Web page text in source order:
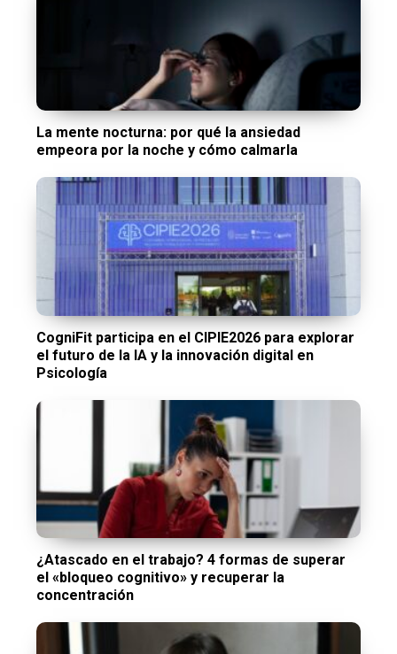
La mente nocturna: por qué la ansiedad
empeora por la noche y cómo calmarla
CogniFit participa en el CIPIE2026 para explorar
el futuro de la IA y la innovación digital en
Psicología
¿Atascado en el trabajo? 4 formas de superar
el «bloqueo cognitivo» y recuperar la
concentración